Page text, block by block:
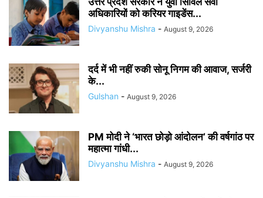
अधिकारियों को करियर गाइडेंस...
Divyanshu Mishra - August 9, 2026
दर्द में भी नहीं रुकी सोनू निगम की आवाज, सर्जरी
के...
Gulshan - August 9, 2026
PM मोदी ने ‘भारत छोड़ो आंदोलन’ की वर्षगांठ पर
महात्मा गांधी...
Divyanshu Mishra - August 9, 2026